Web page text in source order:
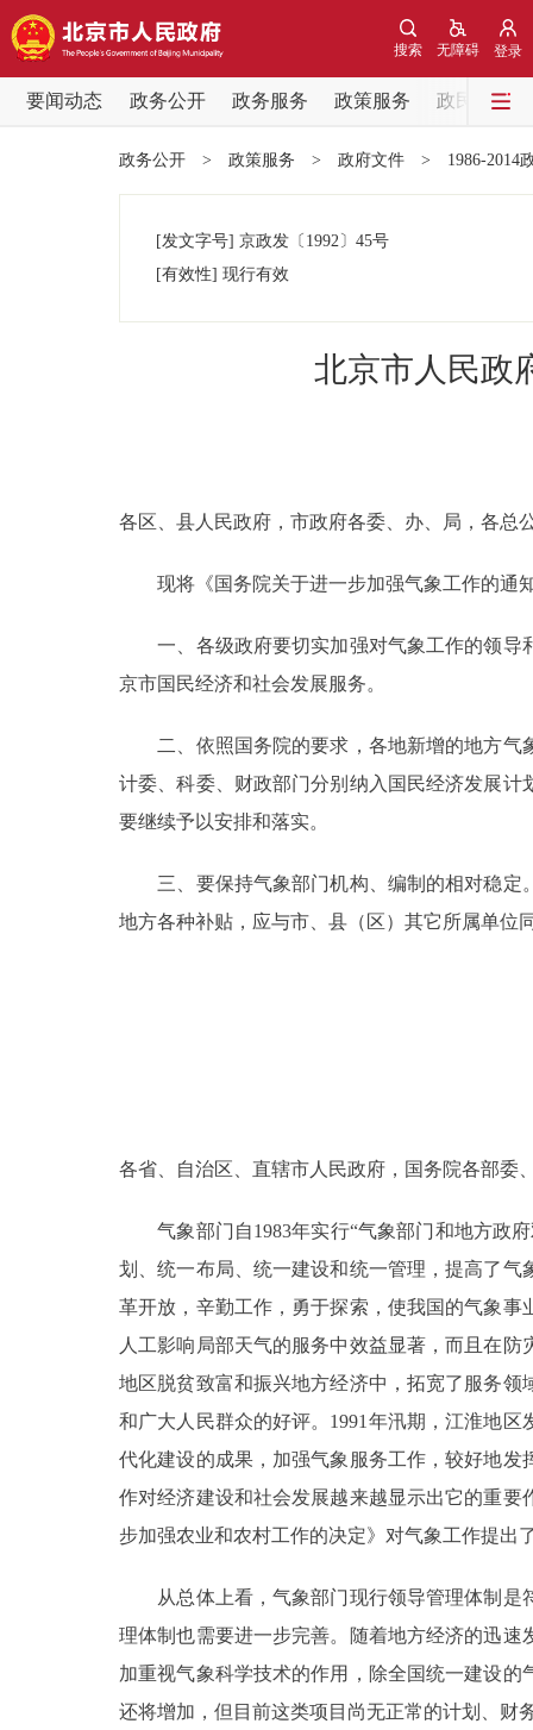
登录
无障碍
搜索
要闻动态 政务公开 政务服务 政策服务
政民互动
党中央精神
政策兑现
决策公开
便民服务
政民互动
北京概况
绿色北京
多语种
DEUTSCH
ESPAÑOL
政务公开 > 政策服务 > 政府文件 > 1986-2014
[发文字号] 京政发 〔1992〕 45号
[有效性] 现行有效
北京市人民政
各区、县人民政府，市政府各委、办、局，各总
现将《国务院关于进一步加强气象工作的通知
一、各级政府要切实加强对气象工作的领导
京市国民经济和社会发展服务。
二、依照国务院的要求，各地新增的地方气
计委、科委、财政部门分别纳入国民经济发展
要继续予以安排和落实。
三、要保持气象部门机构、编制的相对稳定
地方各种补贴，应与市、县（区）其它所属单位
各省、自治区、直辖市人民政府，国务院各部委
气象部门自1983年实行“气象部门和地方政府
划、统一布局、统一建设和统一管理，提高了
革开放，辛勤工作，勇于探索，使我国的气象
人工影响局部天气的服务中效益显著，而且在
地区脱贫致富和振兴地方经济中，拓宽了服务
和广大人民群众的好评。1991年汛期，江淮地
代化建设的成果，加强气象服务工作，较好地
作对经济建设和社会发展越来越显示出它的重
步加强农业和农村工作的决定》对气象工作提出
从总体上看，气象部门现行领导管理体制是
理体制也需要进一步完善。随着地方经济的迅
加重视气象科学技术的作用，除全国统一建设
还将增加，但目前这类项目尚无正常的计划、财